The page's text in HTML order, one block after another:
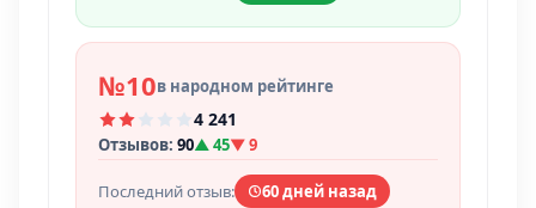
№10в народном рейтинге
4 241
Отзывов: 90▲ 45▼ 9
Последний отзыв:
60 дней назад